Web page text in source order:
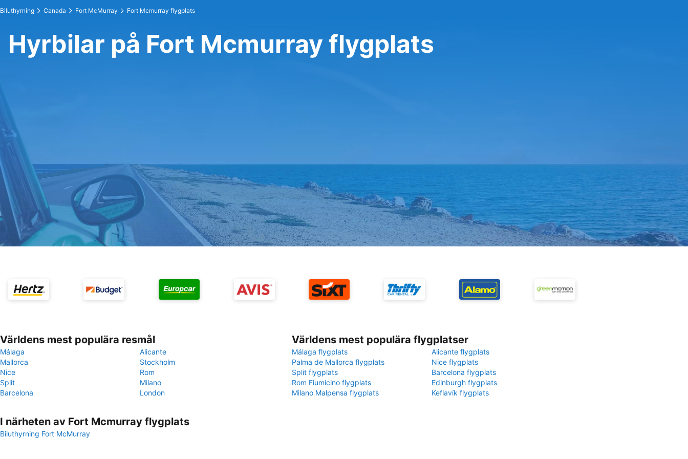
Biluthyrning Canada Fort McMurray Fort Mcmurray flygplats
Hyrbilar på Fort Mcmurray flygplats
Världens mest populära resmål
Málaga
Alicante
Mallorca
Stockholm
Nice
Rom
Split
Milano
Barcelona
London
Världens mest populära flygplatser
Málaga flygplats
Alicante flygplats
Palma de Mallorca flygplats
Nice flygplats
Split flygplats
Barcelona flygplats
Rom Fiumicino flygplats
Edinburgh flygplats
Milano Malpensa flygplats
Keflavík flygplats
I närheten av Fort Mcmurray flygplats
Biluthyrning Fort McMurray